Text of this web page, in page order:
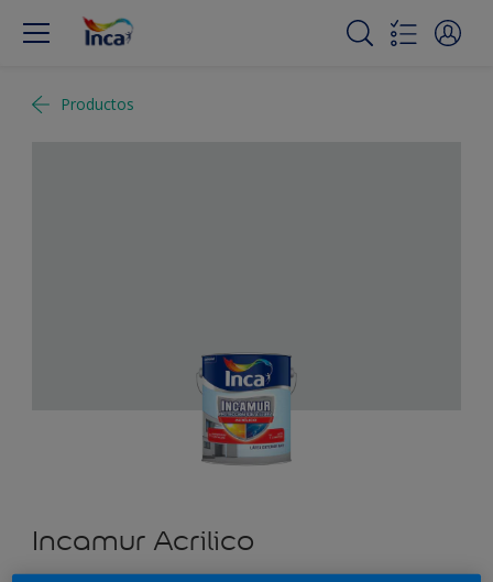
Productos
Incamur Acrilico